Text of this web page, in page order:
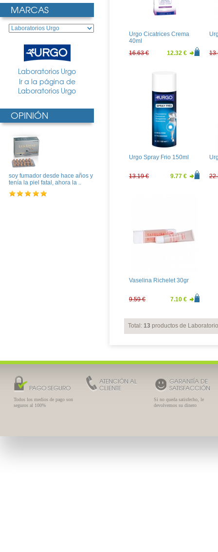
MARCAS
Laboratorios Urgo
Ir a la página de
Laboratorios Urgo
OPINIÓN
soy fumador desde hace años y
tenía la piel fatal, ahora la ..
Urgo Cicatrices Crema
40ml
16.63 €
12.32 €
Urgo Spray Frio 150ml
13.19 € 9.77 €
Vaselina Richelet 30gr
9.59 € 7.10 €
Total: 13 productos de
PAGO SEGURO
Todos los medios de pago son
seguros al 100%
ATENCIÓN AL
CLIENTE
GARANTÍA DE
SATISFACCIÓN
Si no queda satisfecho, le
devolvemos su dinero